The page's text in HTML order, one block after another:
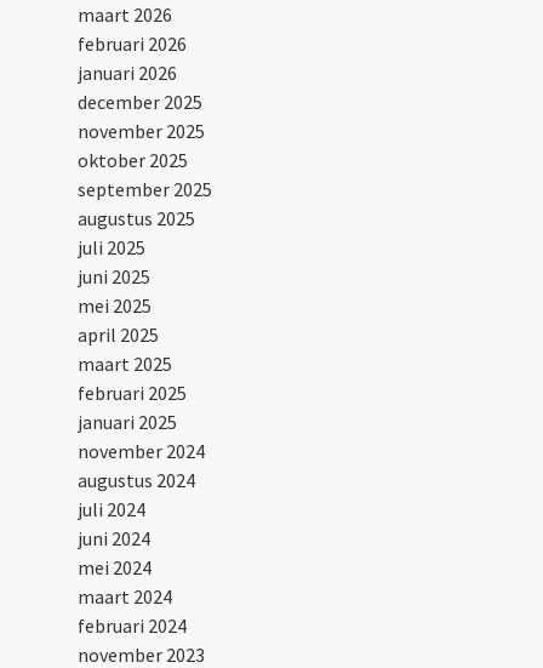
maart 2026
februari 2026
januari 2026
december 2025
november 2025
oktober 2025
september 2025
augustus 2025
juli 2025
juni 2025
mei 2025
april 2025
maart 2025
februari 2025
januari 2025
november 2024
augustus 2024
juli 2024
juni 2024
mei 2024
maart 2024
februari 2024
november 2023